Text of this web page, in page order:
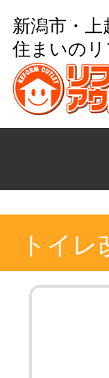
新潟市・上
住まいの
トイ